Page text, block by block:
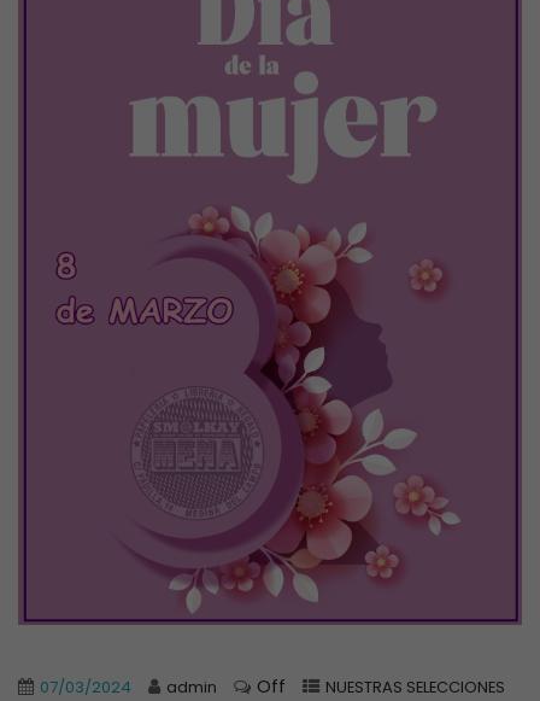
07/03/2024 admin Off
NUESTRAS SELECCIONES